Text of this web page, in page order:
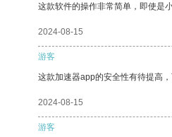
这款软件的操作非常简单，即使是
2024-08-15
游客
这款加速器app的安全性有待提高
2024-08-15
游客